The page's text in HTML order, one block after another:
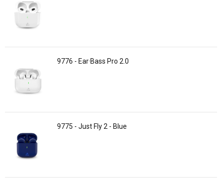
9776 - Ear·Bass Pro 2.0
9775 - Just Fly 2 - Blue